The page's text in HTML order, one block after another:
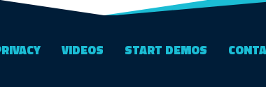
VIDEOS START DEMOS